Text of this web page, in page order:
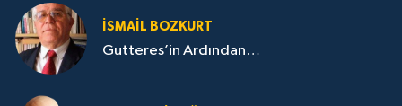
İSMAIL BOZKURT
Gutteres’in Ardından…